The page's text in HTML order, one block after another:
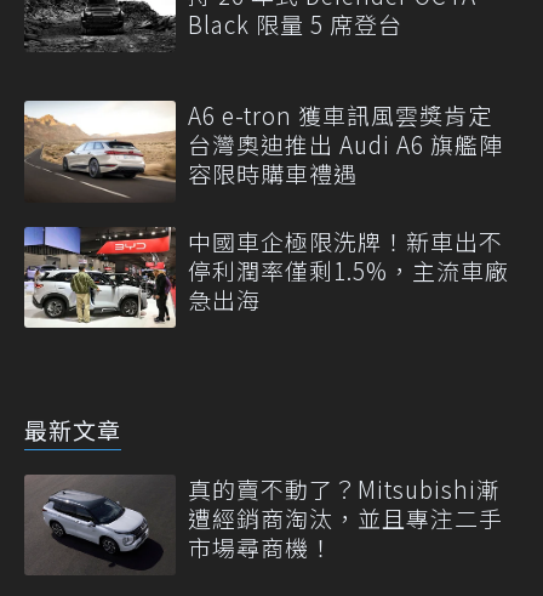
Black 限量 5 席登台
A6 e-tron 獲車訊風雲獎肯定
台灣奧迪推出 Audi A6 旗艦陣
容限時購車禮遇
中國車企極限洗牌！新車出不
停利潤率僅剩1.5%，主流車廠
急出海
最新文章
真的賣不動了？Mitsubishi漸
遭經銷商淘汰，並且專注二手
市場尋商機！